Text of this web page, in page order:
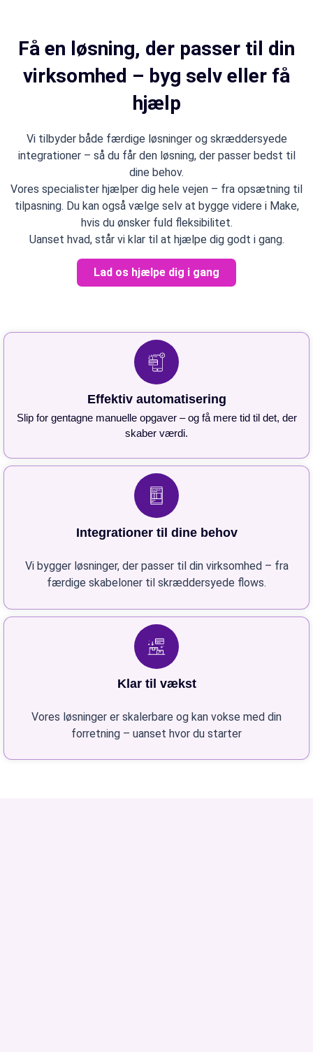
Få en løsning, der passer til din
virksomhed – byg selv eller få
hjælp
Vi tilbyder både færdige løsninger og skræddersyede
integrationer – så du får den løsning, der passer bedst til
dine behov.
Vores specialister hjælper dig hele vejen – fra opsætning til
tilpasning. Du kan også vælge selv at bygge videre i Make,
hvis du ønsker fuld fleksibilitet.
Uanset hvad, står vi klar til at hjælpe dig godt i gang.
Lad os hjælpe dig i gang
Effektiv automatisering
Slip for gentagne manuelle opgaver – og få mere tid til det, der
skaber værdi.
Integrationer til dine behov
Vi bygger løsninger, der passer til din virksomhed – fra
færdige skabeloner til skræddersyede flows.
Klar til vækst
Vores løsninger er skalerbare og kan vokse med din
forretning – uanset hvor du starter